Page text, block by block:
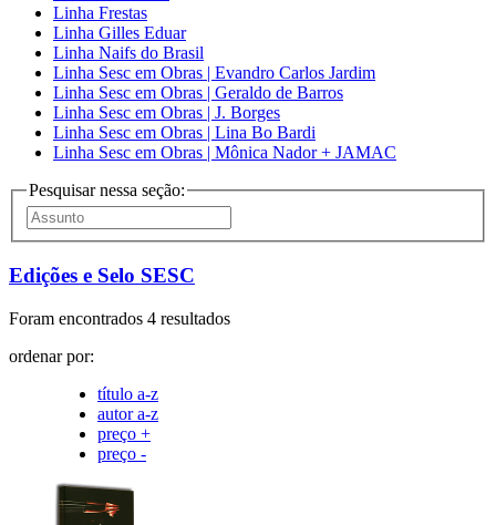
Linha Frestas
Linha Gilles Eduar
Linha Naifs do Brasil
Linha Sesc em Obras | Evandro Carlos Jardim
Linha Sesc em Obras | Geraldo de Barros
Linha Sesc em Obras | J. Borges
Linha Sesc em Obras | Lina Bo Bardi
Linha Sesc em Obras | Mônica Nador + JAMAC
Pesquisar nessa seção:
Edições e Selo SESC
Foram encontrados 4 resultados
ordenar por:
título a-z
autor a-z
preço +
preço -